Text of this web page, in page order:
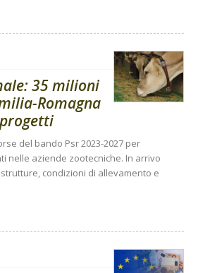
35 milioni
Romagna
del bando Psr 2023-2027 per
nelle aziende zootecniche. In arrivo
condizioni di allevamento e